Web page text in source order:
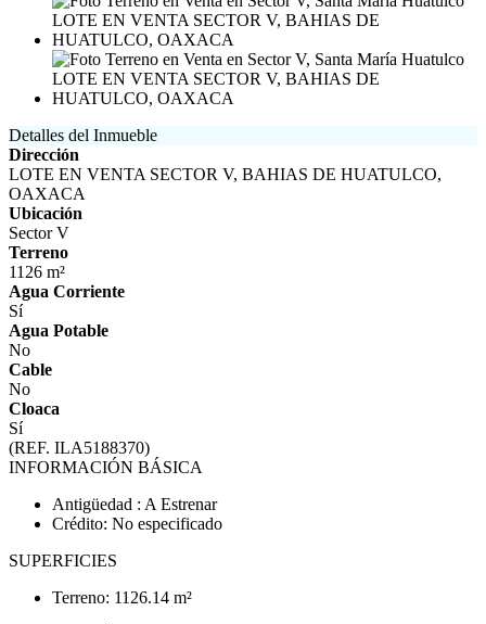
Detalles del Inmueble
Dirección
LOTE EN VENTA SECTOR V, BAHIAS DE HUATULCO,
OAXACA
Ubicación
Sector V
Terreno
1126 m²
Agua Corriente
Sí
Agua Potable
No
Cable
No
Cloaca
Sí
(REF. ILA5188370)
INFORMACIÓN BÁSICA
Antigüedad : A Estrenar
Crédito: No especificado
SUPERFICIES
Terreno: 1126.14 m²